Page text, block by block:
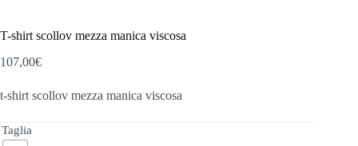
T-shirt scollov mezza manica viscosa
107,00€
t-shirt scollov mezza manica viscosa
Taglia